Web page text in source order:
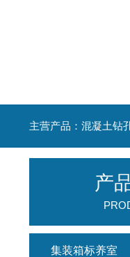
产
集装箱标养室